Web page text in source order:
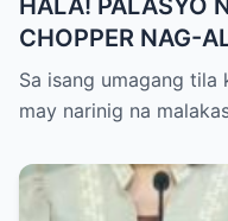
HALA! PALASYO
CHOPPER NAG-
NAGHAHAKOT?!
Sa isang umagang tila
may narinig na